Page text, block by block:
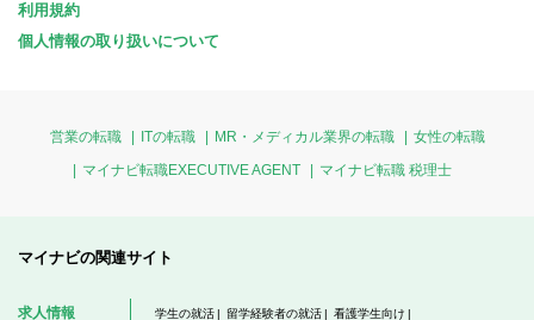
利用規約
個人情報の取り扱いについて
営業の転職 ITの転職 MR・メディカル業界の転職
女性の転職
マイナビ転職EXECUTIVE AGENT
マイナビ転職 税理士
マイナビの関連サイト
求人情報 学生の就活 留学経験者の就活 看護学生向け